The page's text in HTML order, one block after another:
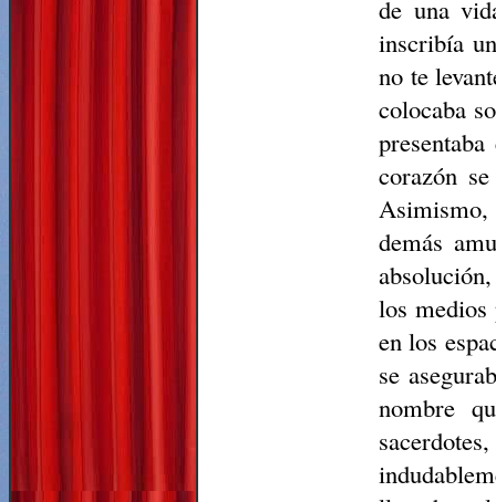
de una
inscribía
no te
colocaba
corazón
demás
los medios
en los
se
nombre